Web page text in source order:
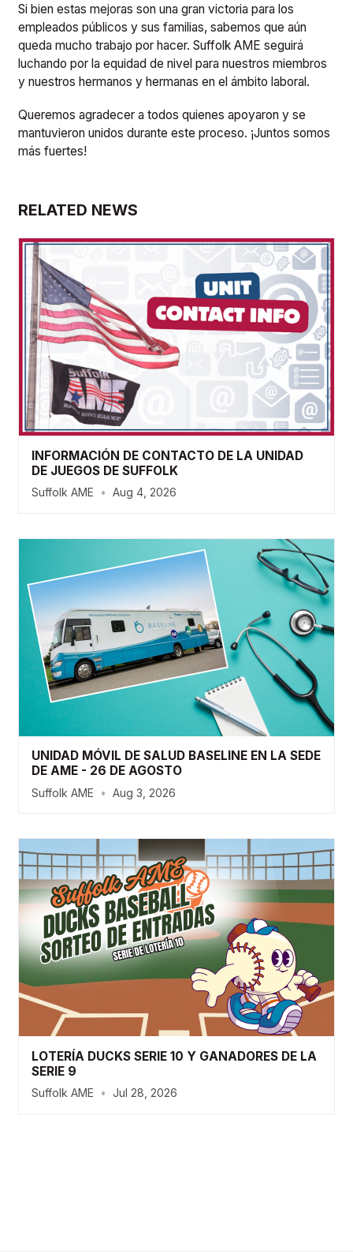
Si bien estas mejoras son una gran victoria para los
empleados públicos y sus familias, sabemos que aún
queda mucho trabajo por hacer. Suffolk AME seguirá
luchando por la equidad de nivel para nuestros miembros
y nuestros hermanos y hermanas en el ámbito laboral.
Queremos agradecer a todos quienes apoyaron y se
mantuvieron unidos durante este proceso. ¡Juntos somos
más fuertes!
RELATED NEWS
INFORMACIÓN DE CONTACTO DE LA UNIDAD
DE JUEGOS DE SUFFOLK
Suffolk AME • Aug 4, 2026
UNIDAD MÓVIL DE SALUD BASELINE EN LA SEDE
DE AME - 26 DE AGOSTO
Suffolk AME • Aug 3, 2026
LOTERÍA DUCKS SERIE 10 Y GANADORES DE LA
SERIE 9
Suffolk AME • Jul 28, 2026